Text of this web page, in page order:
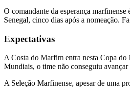
O comandante da esperança
Senegal, cinco dias após a nomeação.
Expectativas
A Costa do Marfim entra nesta Copa do
Mundiais, o time não conseguiu avançar
A Seleção Marfinense, apesar de uma